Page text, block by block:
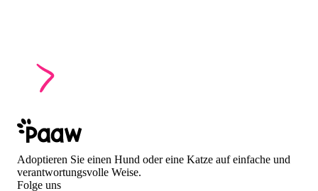
Adoptieren Sie einen Hund oder eine Katze auf einfache und
verantwortungsvolle Weise.
Folge uns